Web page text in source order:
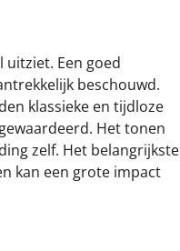
Een goed
beschouwd.
klassieke en tijdloze
Het tonen
zelf. Het belangrijkste
kan een grote impact